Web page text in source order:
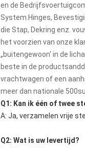
en de
System.Hinges,
die Stap, Dekring enz.
het voorzien van onze
„buitengewoon‘ in de
beste in de
vrachtwagen of een
meer dan nationale
Q1: Kan ik één of twee
A: Ja, verzamelen vrije
Q2: Wat is uw levertijd?